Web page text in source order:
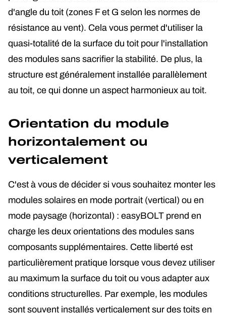
d'angle du toit (zones F et G selon les normes de
résistance au vent). Cela vous permet d'utiliser la
quasi-totalité de la surface du toit pour l'installation
des modules sans sacrifier la stabilité. De plus, la
structure est généralement installée parallèlement
au toit, ce qui donne un aspect harmonieux au toit.
Orientation du module
horizontalement ou
verticalement
C'est à vous de décider si vous souhaitez monter les
modules solaires en mode portrait (vertical) ou en
mode paysage (horizontal) : easyBOLT prend en
charge les deux orientations des modules sans
composants supplémentaires. Cette liberté est
particulièrement pratique lorsque vous devez utiliser
au maximum la surface du toit ou vous adapter aux
conditions structurelles. Par exemple, les modules
sont souvent installés verticalement sur des toits en